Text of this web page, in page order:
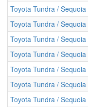
Toyota Tundra / Sequoia
Toyota Tundra /
Toyota Tundra /
Toyota Tundra /
Toyota Tundra /
Toyota Tundra /
Toyota Tundra /